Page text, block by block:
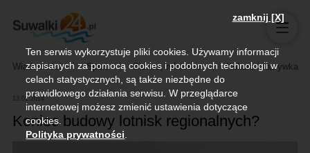
Wiadomości Sport Biznes, rolnictwo Kultura i rozrywka
13.01.2014
Koniec budowy lotnisk regionalnych?
zamknij [X]
Ten serwis wykorzystuje pliki cookies. Używamy informacji
zapisanych za pomocą cookies i podobnych technologii w
celach statystycznych, są także niezbędne do
prawidłowego działania serwisu. W przeglądarce
internetowej możesz zmienić ustawienia dotyczące
cookies.
Polityka prywatności